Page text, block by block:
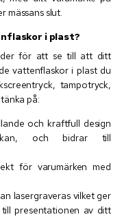
mässans slut.
i plast?
för att se till att ditt
vattenflaskor i plast du
tampotryck,
på:
och kraftfull design
och bidrar till
för varumärken med
lasergraveras vilket ger
presentationen av ditt